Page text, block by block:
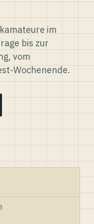
im
bis zur
vom
Wochenende.